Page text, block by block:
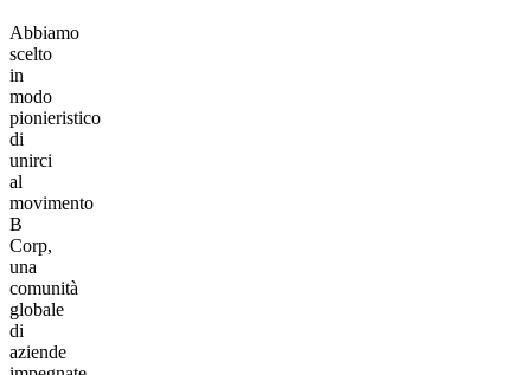
Abbiamo
scelto
in
modo
pionieristico
di
unirci
al
movimento
B
Corp,
una
comunità
globale
di
aziende